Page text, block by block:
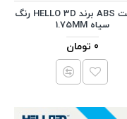
فیلامنت ABS برند HELLO 3D رنگ
سیاه 1.75MM
0 تومان